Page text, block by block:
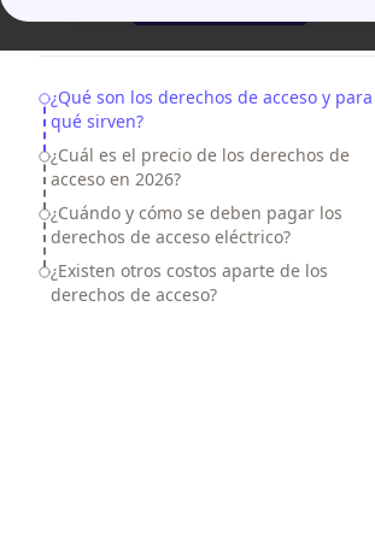
Table of Contents
¿Qué son los derechos de acceso y para
qué sirven?
¿Cuál es el precio de los derechos de
acceso en 2026?
¿Cuándo y cómo se deben pagar los
derechos de acceso eléctrico?
¿Existen otros costos aparte de los
derechos de acceso?